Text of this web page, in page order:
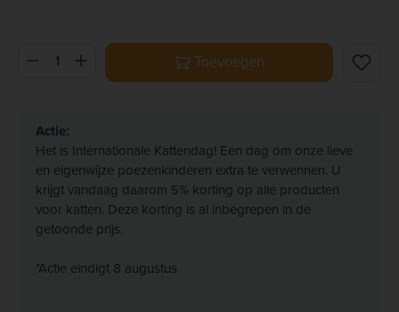
Producthoeveelheid: Voer de gewenste hoeveelheid in of
Toevoegen
Actie:
Het is Internationale Kattendag! Een dag om onze lieve
en eigenwijze poezenkinderen extra te verwennen. U
krijgt vandaag daarom 5% korting op alle producten
voor katten. Deze korting is al inbegrepen in de
getoonde prijs.
*Actie eindigt 8 augustus